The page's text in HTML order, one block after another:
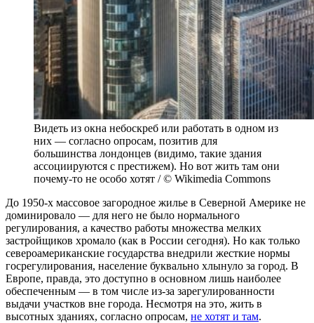
Видеть из окна небоскреб или работать в одном из
них — согласно опросам, позитив для
большинства лондонцев (видимо, такие здания
ассоциируются с престижем). Но вот жить там они
почему-то не особо хотят / © Wikimedia Commons
До 1950-х массовое загородное жилье в Северной Америке не
доминировало — для него не было нормального
регулирования, а качество работы множества мелких
застройщиков хромало (как в России сегодня). Но как только
североамериканские государства внедрили жесткие нормы
госрегулирования, население буквально хлынуло за город. В
Европе, правда, это доступно в основном лишь наиболее
обеспеченным — в том числе из-за зарегулированности
выдачи участков вне города. Несмотря на это, жить в
высотных зданиях, согласно опросам, не хотят и там.